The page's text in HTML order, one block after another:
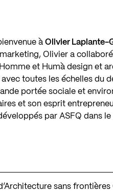
àOlivier Laplante-
Olivier a
et Humà design et
toutes les échelles du
portée sociale et
et son esprit
par ASFQ dans
sans frontières